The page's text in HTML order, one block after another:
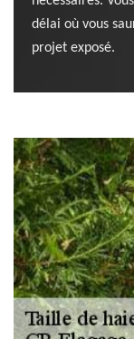
délai où vous
projet exposé.